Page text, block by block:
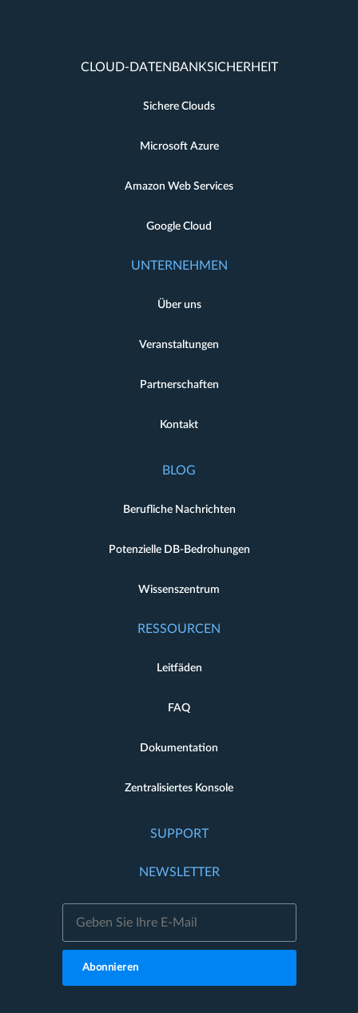
CLOUD-DATENBANKSICHERHEIT
Sichere Clouds
Microsoft Azure
Amazon Web Services
Google Cloud
UNTERNEHMEN
Über uns
Veranstaltungen
Partnerschaften
Kontakt
BLOG
Berufliche Nachrichten
Potenzielle DB-Bedrohungen
Wissenszentrum
RESSOURCEN
Leitfäden
FAQ
Dokumentation
Zentralisiertes Konsole
SUPPORT
NEWSLETTER
Abonnieren